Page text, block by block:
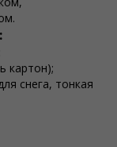
картон);
снега, тонкая